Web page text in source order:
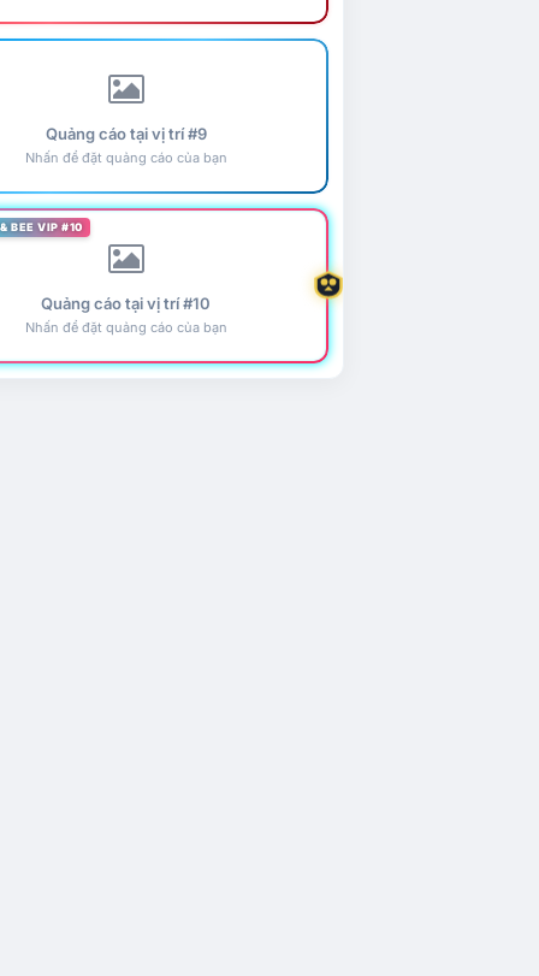
Quảng cáo tại vị trí #9
Nhấn để đặt quảng cáo của bạn
BEE VIP #10
Quảng cáo tại vị trí #10
Nhấn để đặt quảng cáo của bạn